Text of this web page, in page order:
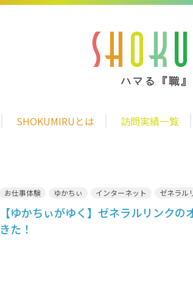
SHOKUMIRUとは 訪問実績一覧
お仕事体験 ゆかちぃ インターネット ゼネラル
【ゆかちぃがゆく】ゼネラルリンクの
きた！